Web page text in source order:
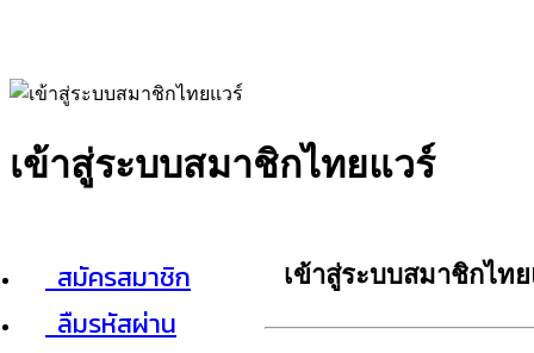
เข้าสู่ระบบสมาชิกไทยแวร์
สมัครสมาชิก
ลืมรหัสผ่าน
เข้าสู่ระบบสมาชิกไท